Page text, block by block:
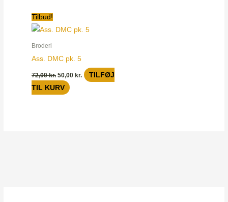
Tilbud!
Broderi
Ass. DMC pk. 5
72,00kr.
pris
50,00kr.
pris
TILFØJ
TIL KURV